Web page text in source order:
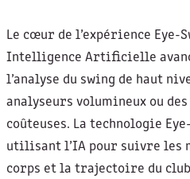
Le cœur de l’expérience Eye-
Intelligence Artificielle
l’analyse du swing de haut
analyseurs volumineux ou
coûteuses. La technologie
utilisant l’IA pour suivre les
corps et la trajectoire du